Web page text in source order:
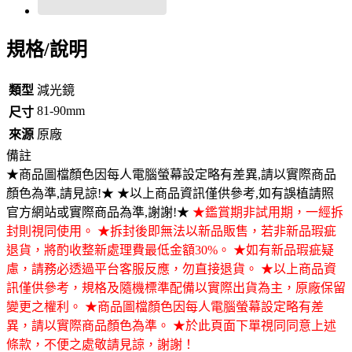
規格/說明
類型 減光鏡
尺寸 81-90mm
來源 原廠
備註
★商品圖檔顏色因每人電腦螢幕設定略有差異,請以實際商品
顏色為準,請見諒!★ ★以上商品資訊僅供參考,如有誤植請照
官方網站或實際商品為準,謝謝!★ ★鑑賞期非試用期，一經拆
封則視同使用。 ★拆封後即無法以新品販售，若非新品瑕疵
退貨，將酌收整新處理費最低金額30%。 ★如有新品瑕疵疑
慮，請務必透過平台客服反應，勿直接退貨。 ★以上商品資
訊僅供參考，規格及隨機標準配備以實際出貨為主，原廠保留
變更之權利。 ★商品圖檔顏色因每人電腦螢幕設定略有差
異，請以實際商品顏色為準。 ★於此頁面下單視同同意上述
條款，不便之處敬請見諒，謝謝！